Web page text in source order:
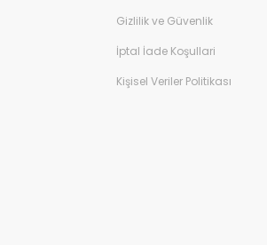
Gizlilik ve Güvenlik
İptal İade Koşullari
Kişisel Veriler Politikası